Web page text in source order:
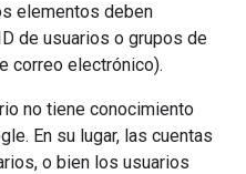
elementos deben
de usuarios o grupos de
correo electrónico).
no tiene conocimiento
En su lugar, las cuentas
o bien los usuarios